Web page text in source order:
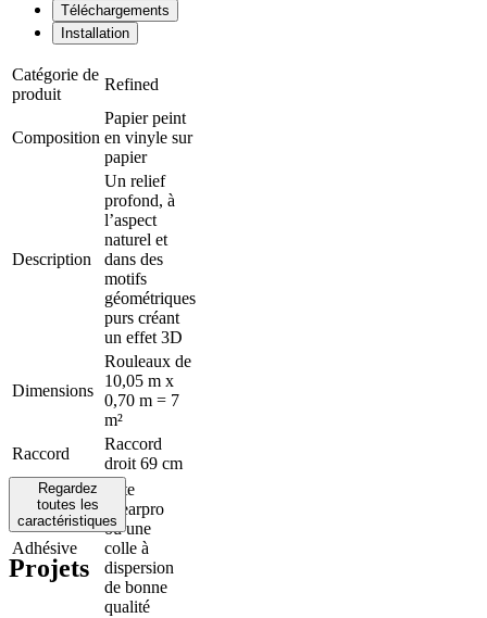
Téléchargements
Installation
Catégorie de
produit
Refined
Composition
Papier peint
en vinyle sur
papier
Description
Un relief
profond, à
l’aspect
naturel et
dans des
motifs
géométriques
purs créant
un effet 3D
Dimensions
Rouleaux de
10,05 m x
0,70 m = 7
m²
Raccord
Raccord
droit 69 cm
Adhésive
Arte
Clearpro
ou une
colle à
dispersion
de bonne
qualité
Regardez
toutes les
caractéristiques
Projets